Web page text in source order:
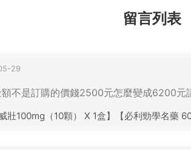
留言列表
29
不是訂購的價錢2500元怎麼變成6200元
壯100mg（10顆） X 1盒】【必利勁學名藥